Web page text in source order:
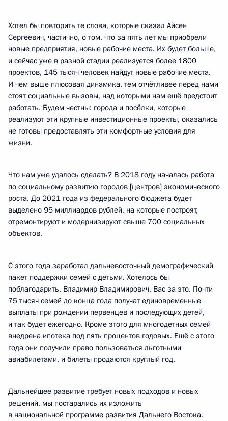
Хотел бы повторить те слова, которые сказал Айсен
Сергеевич, частично, о том, что за пять лет мы приобрели
новые предприятия, новые рабочие места. Их будет больше,
и сейчас уже в разной стадии реализуется более 1800
проектов, 145 тысяч человек найдут новые рабочие места.
И чем выше плюсовая динамика, тем отчётливее перед нами
стоят социальные вызовы, над которыми нам ещё предстоит
работать. Будем честны: города и посёлки, которые
реализуют эти крупные инвестиционные проекты, оказались
не готовы предоставлять эти комфортные условия для
жизни.
Что нам уже удалось сделать? В 2018 году началась работа
по социальному развитию городов [центров] экономического
роста. До 2021 года из федерального бюджета будет
выделено 95 миллиардов рублей, на которые построят,
отремонтируют и модернизируют свыше 700 социальных
объектов.
С этого года заработал дальневосточный демографический
пакет поддержки семей с детьми. Хотелось бы
поблагодарить, Владимир Владимирович, Вас за это. Почти
75 тысяч семей до конца года получат единовременные
выплаты при рождении первенцев и последующих детей,
и так будет ежегодно. Кроме этого для многодетных семей
внедрена ипотека под пять процентов годовых. Ещё с этого
года они получили право пользоваться льготными
авиабилетами, и билеты продаются круглый год.
Дальнейшее развитие требует новых подходов и новых
решений, мы постарались их изложить
в национальной программе развития Дальнего Востока.